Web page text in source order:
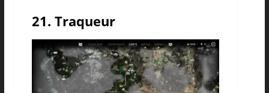
21. Traqueur